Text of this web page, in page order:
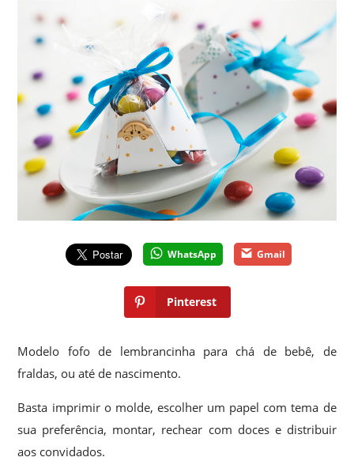
WhatsApp Gmail
Pinterest
Modelo fofo de lembrancinha para chá de bebê, de
fraldas, ou até de nascimento.
Basta imprimir o molde, escolher um papel com tema de
sua preferência, montar, rechear com doces e distribuir
aos convidados.